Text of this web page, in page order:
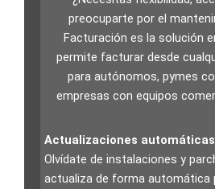
preocuparte por el
Facturación es la solución
permite facturar desde
para autónomos, pymes
empresas con equipos
Actualizaciones automáticas
Olvídate de instalaciones y
actualiza de forma automática